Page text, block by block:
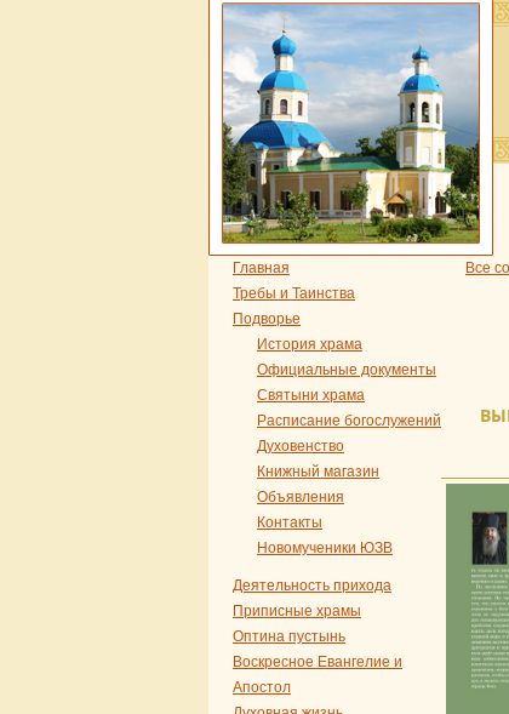
Главная
Требы и Таинства
Подворье
История храма
Официальные документы
Святыни храма
Расписание богослужений
Духовенство
Книжный магазин
Объявления
Контакты
Новомученики ЮЗВ
Деятельность прихода
Приписные храмы
Оптина пустынь
Воскресное Евангелие и
Апостол
Все